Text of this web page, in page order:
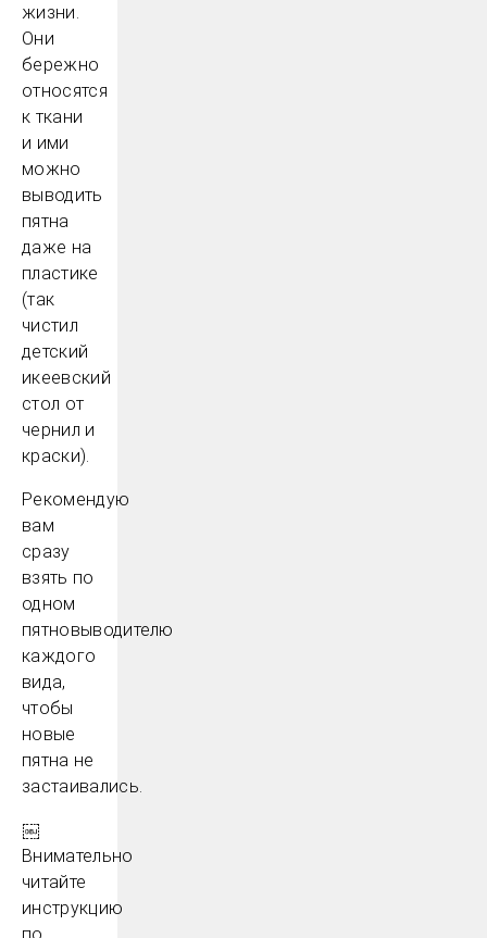
жизни.
Они
бережно
относятся
к ткани
и ими
можно
выводить
пятна
даже на
пластике
(так
чистил
детский
икеевский
стол от
чернил и
краски).
Рекомендую
вам
сразу
взять по
одном
пятновыводителю
каждого
вида,
чтобы
новые
пятна не
застаивались.
￼
Внимательно
читайте
инструкцию